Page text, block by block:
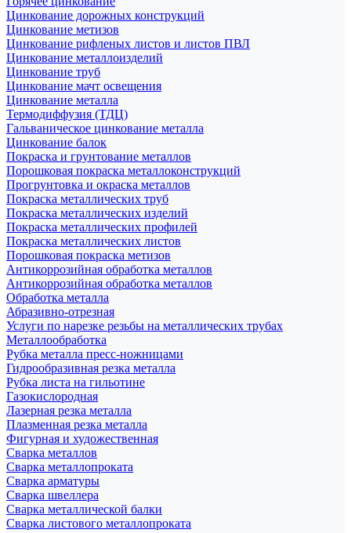
Цинкование дорожных конструкций
Цинкование метизов
Цинкование рифленых листов и листов ПВЛ
Цинкование металлоизделий
Цинкование труб
Цинкование мачт освещения
Цинкование металла
Термодиффузия (ТДЦ)
Гальваническое цинкование металла
Цинкование балок
Покраска и грунтование металлов
Порошковая покраска металлоконструкций
Прогрунтовка и окраска металлов
Покраска металлических труб
Покраска металлических изделий
Покраска металлических профилей
Покраска металлических листов
Порошковая покраска метизов
Антикоррозийная обработка металлов
Антикоррозийная обработка металлов
Обработка металла
Абразивно-отрезная
Услуги по нарезке резьбы на металлических трубах
Металлообработка
Рубка металла пресс-ножницами
Гидрообразивная резка металла
Рубка листа на гильотине
Газокислородная
Лазерная резка металла
Плазменная резка металла
Фигурная и художественная
Сварка металлов
Сварка металлопроката
Сварка арматуры
Сварка швеллера
Сварка металлической балки
Сварка листового металлопроката